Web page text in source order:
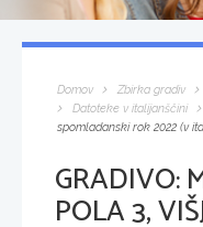
Domov Zbirka gradiv
Datoteke v italijanščini
spomladanski rok 2022 (v
GRADIVO:
POLA 3,